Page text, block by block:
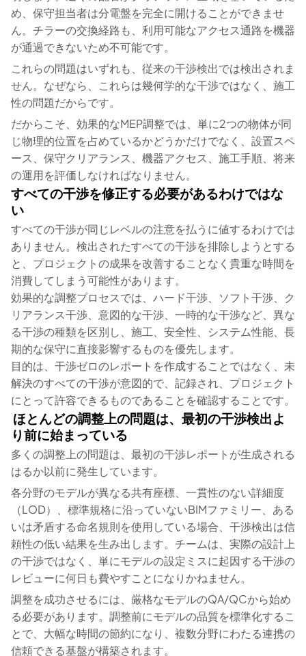
め、保守担当者は分電盤を完全に開けることができませ
ん。チラーの交換経路も、利用可能なアクセス通路を機器
が通過できないため不可能です。
これらの問題はいずれも、従来の干渉検出では検出されま
せん。なぜなら、これらは幾何学的な干渉ではなく、施工
性の問題だからです。
だからこそ、効果的なMEP調整では、単に2つの物体が同
じ物理的位置を占めているかどうかだけでなく、設置スペ
ース、保守クリアランス、機器アクセス、施工手順、将来
の運用を評価しなければなりません。
すべての干渉を修正する必要があるわけではな
い
すべての干渉が同じレベルの注意を払うに値するわけでは
ありません。検出されたすべての干渉を排除しようとする
と、プロジェクトの成果を改善することなく貴重な時間を
消費してしまう可能性があります。
効果的な調整プロセスでは、ハード干渉、ソフト干渉、ク
リアランス干渉、意図的な干渉、一時的な干渉など、異な
る干渉の種類を区別し、施工、安全性、システム性能、長
期的な保守に直接影響するものを優先します。
目的は、干渉ゼロのレポートを作成することではなく、未
解決のすべての干渉が意図的で、記録され、プロジェクト
にとって許容できるものであることを確認することです。
ほとんどの調整上の問題は、最初の干渉検出よ
り前に始まっている
多くの調整上の問題は、最初の干渉レポートが生成される
はるか以前に発生しています。
各分野のモデルが異なる共有座標、一貫性のない詳細度
（LOD）、標準規格に沿っていないBIMファミリー、ある
いは矛盾する命名規則を使用している場合、干渉検出は信
頼性の低い結果を生み出します。チームは、実際の設計上
の干渉ではなく、単にモデルの設定ミスに起因する干渉の
レビューに何日も費やすことになりかねません。
調整を成功させるには、厳格なモデルのQA/QCから始め
る必要があります。調整前にモデルの品質を標準化するこ
とで、大幅な時間の節約になり、複数分野にわたる連携の
信頼できる基盤が構築されます。